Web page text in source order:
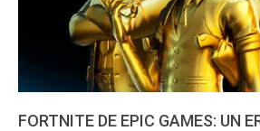
FORTNITE DE EPIC GAMES: UN